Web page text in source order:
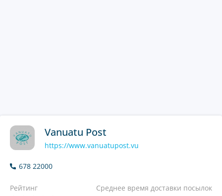
Vanuatu Post
https://www.vanuatupost.vu
678 22000
Рейтинг Среднее время доставки посылок